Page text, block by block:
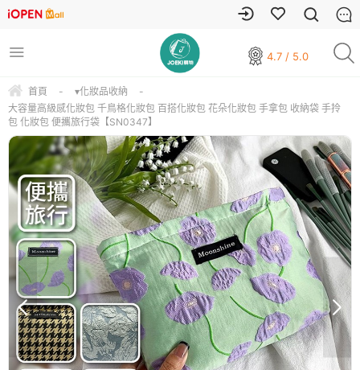
4.7 / 5.0
首頁 - ▾化妝品收納
-
大容量高級感化妝包 千鳥格化妝包 百搭化妝包 花朵化妝包 手拿包 收納袋 手拎
包 化妝包 便攜旅行袋【SN0347】